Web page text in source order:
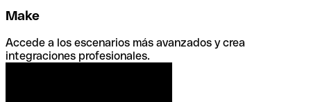
Make
Accede a los escenarios más avanzados y crea
integraciones profesionales.